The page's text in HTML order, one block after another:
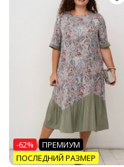
-62%
ПРЕМИУМ
ПОСЛЕДНИЙ РАЗМЕР